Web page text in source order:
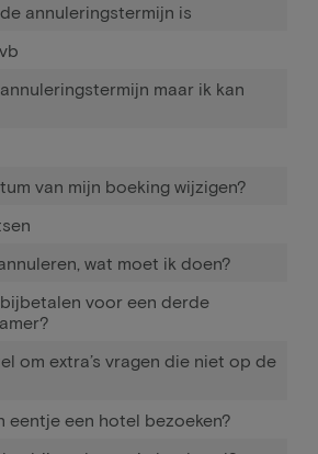
annuleringstermijn is
maar ik kan
van mijn boeking wijzigen?
wat moet ik doen?
voor een derde
om extra’s vragen die niet op de
eentje een hotel bezoeken?